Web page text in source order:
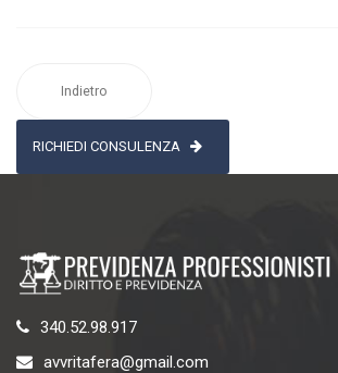
Indietro
RICHIEDI CONSULENZA
340.52.98.917
avvritafera@gmail.com